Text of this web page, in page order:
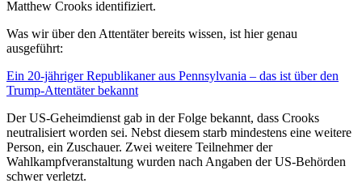
Matthew Crooks identifiziert.
Was wir über den Attentäter bereits wissen, ist hier genau
ausgeführt:
Ein 20-jähriger Republikaner aus Pennsylvania – das ist über den
Trump-Attentäter bekannt
Der US-Geheimdienst gab in der Folge bekannt, dass Crooks
neutralisiert worden sei. Nebst diesem starb mindestens eine weitere
Person, ein Zuschauer. Zwei weitere Teilnehmer der
Wahlkampfveranstaltung wurden nach Angaben der US-Behörden
schwer verletzt.